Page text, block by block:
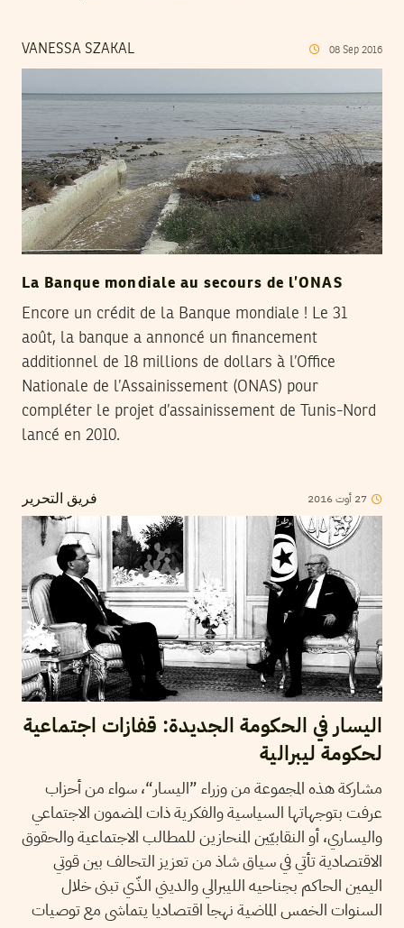
VANESSA SZAKAL 08 Sep 2016
La Banque mondiale au secours de l’ONAS
Encore un crédit de la Banque mondiale ! Le 31
août, la banque a annoncé un financement
additionnel de 18 millions de dollars à l’Office
Nationale de l’Assainissement (ONAS) pour
compléter le projet d’assainissement de Tunis-Nord
lancé en 2010.
فريق التحرير 27 أوت2016
اليسار في الحكومة الجديدة: قفازات اجتماعية
لحكومة ليبرالية
مشاركة هذه المجموعة من وزراء ”اليسار“، سواء من أحزاب
عرفت بتوجهاتها السياسية والفكرية ذات المضمون الاجتماعي
واليساري، أو النقابيّين المنحازين للمطالب الاجتماعية والحقوق
الاقتصادية تأتي في سياق شاذ من تعزيز التحالف بين قوتي
اليمين الحاكم بجناحيه الليبرالي والديني الذّي تبنى خلال
السنوات الخمس الماضية نهجا اقتصاديا يتماشى مع توصيات